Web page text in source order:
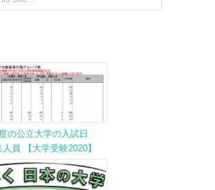
の公立大学の入試日
員 【大学受験2020】